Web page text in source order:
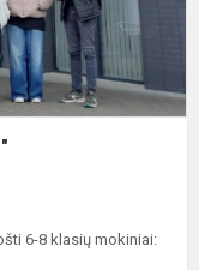
6-8 klasių mokiniai: